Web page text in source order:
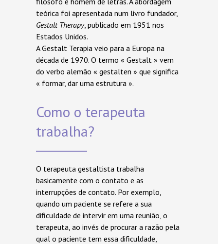
teórica foi apresentada num livro fundador,
Gestalt Therapy, publicado em 1951 nos
Estados Unidos.
A Gestalt Terapia veio para a Europa na
década de 1970. O termo « Gestalt » vem
do verbo alemão « gestalten » que significa
« formar, dar uma estrutura ».
Como o terapeuta
trabalha?
O terapeuta gestaltista trabalha
basicamente com o contato e as
interrupções de contato. Por exemplo,
quando um paciente se refere a sua
dificuldade de intervir em uma reunião, o
terapeuta, ao invés de procurar a razão pela
qual o paciente tem essa dificuldade,